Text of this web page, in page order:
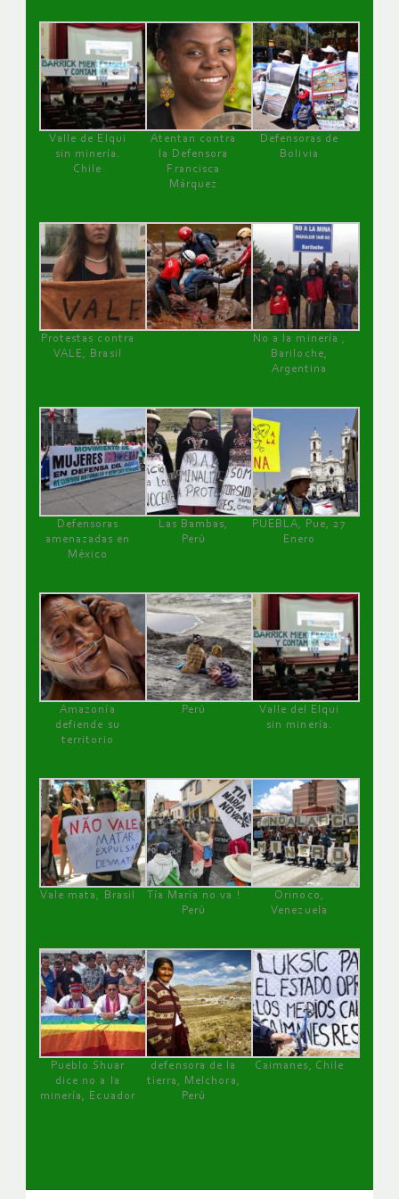
Valle de Elqui
sin minería.
Chile
Atentan contra
la Defensora
Francisca
Márquez
Defensoras de
Bolivia
Protestas contra
VALE, Brasil
No a la minería ,
Bariloche,
Argentina
Defensoras
amenazadas en
México
Las Bambas,
Perú
PUEBLA, Pue, 27
Enero
Amazonía
defiende su
territorio
Perú
Valle del Elqui
sin minería.
Vale mata, Brasil
Tía María no va !
Perú
Orinoco,
Venezuela
Pueblo Shuar
dice no a la
minería, Ecuador
defensora de la
tierra, Melchora,
Perú
Caimanes, Chile